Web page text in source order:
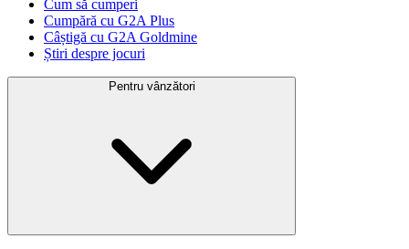
Cum să cumperi
Cumpără cu G2A Plus
Câștigă cu G2A Goldmine
Știri despre jocuri
Pentru vânzători